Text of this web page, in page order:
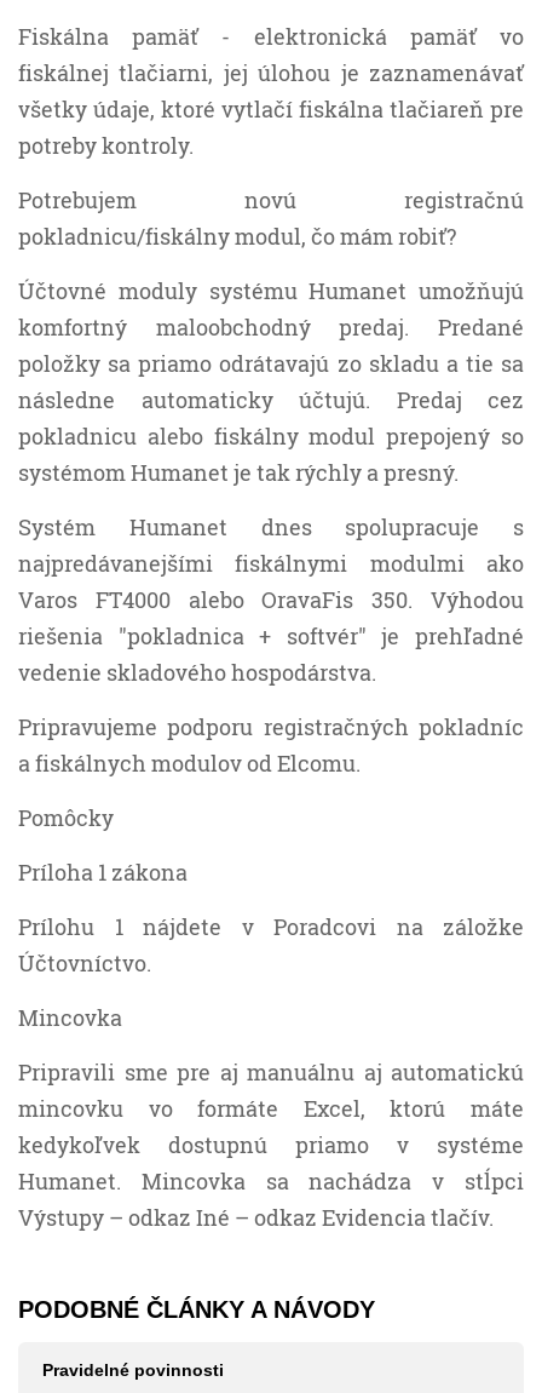
Fiskálna pamäť - elektronická pamäť vo
fiskálnej tlačiarni, jej úlohou je zaznamenávať
všetky údaje, ktoré vytlačí fiskálna tlačiareň pre
potreby kontroly.
Potrebujem novú registračnú
pokladnicu/fiskálny modul, čo mám robiť?
Účtovné moduly systému Humanet umožňujú
komfortný maloobchodný predaj. Predané
položky sa priamo odrátavajú zo skladu a tie sa
následne automaticky účtujú. Predaj cez
pokladnicu alebo fiskálny modul prepojený so
systémom Humanet je tak rýchly a presný.
Systém Humanet dnes spolupracuje s
najpredávanejšími fiskálnymi modulmi ako
Varos FT4000 alebo OravaFis 350. Výhodou
riešenia "pokladnica + softvér" je prehľadné
vedenie skladového hospodárstva.
Pripravujeme podporu registračných pokladníc
a fiskálnych modulov od Elcomu.
Pomôcky
Príloha 1 zákona
Prílohu 1 nájdete v Poradcovi na záložke
Účtovníctvo.
Mincovka
Pripravili sme pre aj manuálnu aj automatickú
mincovku vo formáte Excel, ktorú máte
kedykoľvek dostupnú priamo v systéme
Humanet. Mincovka sa nachádza v stĺpci
Výstupy – odkaz Iné – odkaz Evidencia tlačív.
PODOBNÉ ČLÁNKY A NÁVODY
Pravidelné povinnosti